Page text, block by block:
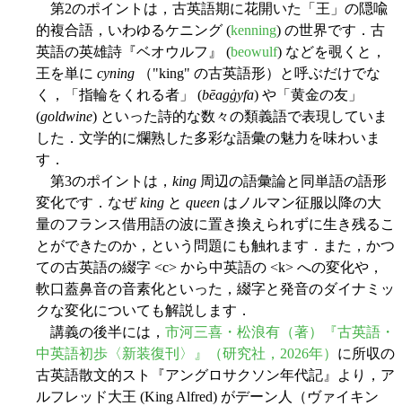
第2のポイントは，古英語期に花開いた「王」の隠喩
的複合語，いわゆるケニング (kenning) の世界です．古
英語の英雄詩『ベオウルフ』 (beowulf) などを覗くと，
王を単に cyning （"king" の古英語形）と呼ぶだけでな
く，「指輪をくれる者」 (bēagġyfa) や「黄金の友」
(goldwine) といった詩的な数々の類義語で表現していま
した．文学的に爛熟した多彩な語彙の魅力を味わいま
す．
第3のポイントは， king 周辺の語彙論と同単語の語形
変化です．なぜking と queen はノルマン征服以降の大
量のフランス借用語の波に置き換えられずに生き残るこ
とができたのか，という問題にも触れます．また，かつ
ての古英語の綴字 <c> から中英語の <k> への変化や，
軟口蓋鼻音の音素化といった，綴字と発音のダイナミッ
クな変化についても解説します．
講義の後半には， 市河三喜・松浪有（著）『古英語・
中英語初歩〈新装復刊〉』（研究社，2026年） に所収の
古英語散文的スト『アングロサクソン年代記』より，ア
ルフレッド大王 (King Alfred) がデーン人（ヴァイキン